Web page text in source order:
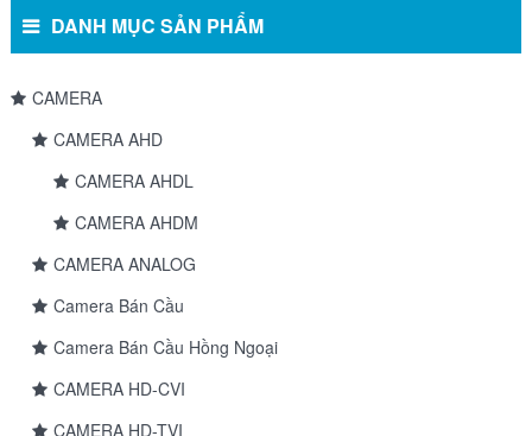
DANH MỤC SẢN PHẨM
CAMERA
CAMERA AHD
CAMERA AHDL
CAMERA AHDM
CAMERA ANALOG
Camera Bán Cầu
Camera Bán Cầu Hồng Ngoại
CAMERA HD-CVI
CAMERA HD-TVI